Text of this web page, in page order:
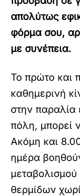
απολύτως
φόρμα σου,
με συνέπεια.
Το πρώτο και
καθημερινή
στην παραλία
πόλη, μπορεί
Ακόμη και
ημέρα
θερμίδων